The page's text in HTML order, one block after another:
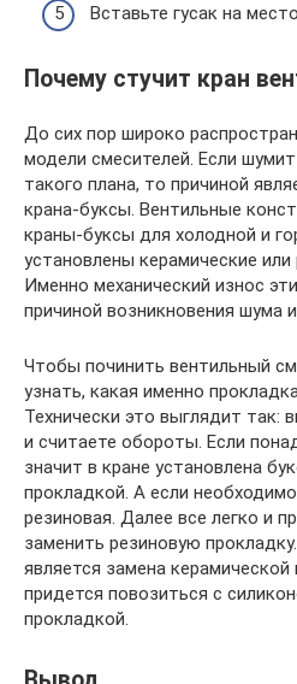
Вставьте гусак на
Почему стучит кран
До сих пор широко
модели смесителей. Если
такого плана, то причиной
крана-буксы. Вентильные
краны-буксы для холодной и
установлены керамические
Именно механический износ
причиной возникновения шума
Чтобы починить вентильный
узнать, какая именно
Технически это выглядит так:
и считаете обороты. Если
значит в кране установлена
прокладкой. А если
резиновая. Далее все легко и
заменить резиновую
является замена
придется повозиться с
прокладкой.